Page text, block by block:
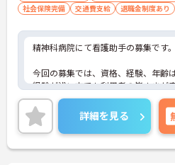
社会保険完備
交通費支給 退職金制度あり
精神科病院にて看護助手の募集です。
今回の募集では、資格、経験、年齢
経験が浅い方でも利用者の皆さまが
る空間づくりにチャレンジしてみま
ご興味ある方には、面接対策ポイン
詳細をお話しいたしますのでお気軽
い。
詳細を見る